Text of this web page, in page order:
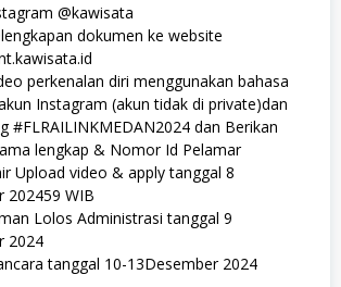
@kawisata
dokumen ke website
perkenalan diri menggunakan bahasa
Instagram (akun tidak di private)dan
#FLRAILINKMEDAN2024 dan Berikan
lengkap & Nomor Id Pelamar
Upload video & apply tanggal 8
202459 WIB
Lolos Administrasi tanggal 9
2024
tanggal 10-13Desember 2024